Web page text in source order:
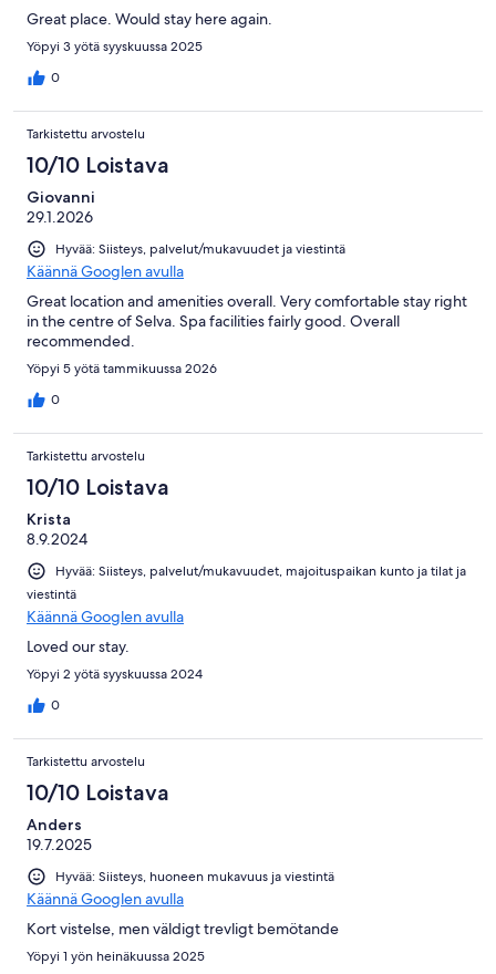
Great place. Would stay here again.
Yöpyi 3 yötä syyskuussa 2025
0
Tarkistettu arvostelu
10/10 Loistava
Giovanni
29.1.2026
Hyvää: Siisteys, palvelut/mukavuudet ja viestintä
Käännä Googlen avulla
Great location and amenities overall. Very comfortable stay right
in the centre of Selva. Spa facilities fairly good. Overall
recommended.
Yöpyi 5 yötä tammikuussa 2026
0
Tarkistettu arvostelu
10/10 Loistava
Krista
8.9.2024
Hyvää: Siisteys, palvelut/mukavuudet, majoituspaikan kunto ja tilat ja
viestintä
Käännä Googlen avulla
Loved our stay.
Yöpyi 2 yötä syyskuussa 2024
0
Tarkistettu arvostelu
10/10 Loistava
Anders
19.7.2025
Hyvää: Siisteys, huoneen mukavuus ja viestintä
Käännä Googlen avulla
Kort vistelse, men väldigt trevligt bemötande
Yöpyi 1 yön heinäkuussa 2025